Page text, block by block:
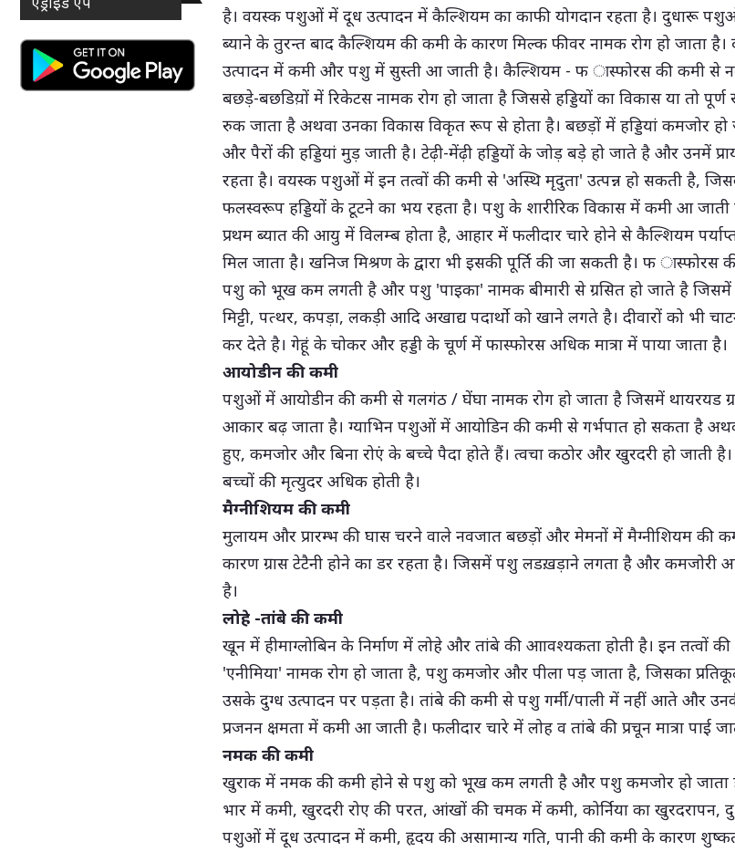
है। वयस्क पशुओं में दूध उत्पादन में कैल्शियम का काफी योगदान रहता है। दुधारू
ब्याने के तुरन्त बाद कैल्शियम की कमी के कारण मिल्क फीवर नामक रोग हो जाता है।
उत्पादन में कमी और पशु में सुस्ती आ जाती है। कैल्शियम - फ ास्फोरस की कमी से
बछड़े-बछडिय़ों में रिकेटस नामक रोग हो जाता है जिससे हड्डियों का विकास या तो
रुक जाता है अथवा उनका विकास विकृत रूप से होता है। बछड़ों में हड्डियां कमजोर हो
और पैरों की हड्डियां मुड़ जाती है। टेढ़ी-मेंढ़ी हड्डियों के जोड़ बड़े हो जाते है और उनमें
रहता है। वयस्क पशुओं में इन तत्वों की कमी से 'अस्थि मृदुता' उत्पन्न हो सकती है,
फलस्वरूप हड्डियों के टूटने का भय रहता है। पशु के शारीरिक विकास में कमी आ
प्रथम ब्यात की आयु में विलम्ब होता है, आहार में फलीदार चारे होने से कैल्शियम पर्याप्त
मिल जाता है। खनिज मिश्रण के द्वारा भी इसकी पूर्ति की जा सकती है। फ ास्फोरस
पशु को भूख कम लगती है और पशु 'पाइका' नामक बीमारी से ग्रसित हो जाते है
मिट्टी, पत्थर, कपड़ा, लकड़ी आदि अखाद्य पदार्थो को खाने लगते है। दीवारों को भी
कर देते है। गेहूं के चोकर और हड्डी के चूर्ण में फास्फोरस अधिक मात्रा में पाया जाता है।
आयोडीन की कमी
पशुओं में आयोडीन की कमी से गलगंठ / घेंघा नामक रोग हो जाता है जिसमें थायरयड
आकार बढ़ जाता है। ग्याभिन पशुओं में आयोडिन की कमी से गर्भपात हो सकता है
हुए, कमजोर और बिना रोएं के बच्चे पैदा होते हैं। त्वचा कठोर और खुरदरी हो जाती
बच्चों की मृत्युदर अधिक होती है।
मैग्नीशियम की कमी
मुलायम और प्रारम्भ की घास चरने वाले नवजात बछड़ों और मेमनों में मैग्नीशियम की
कारण ग्रास टेटैनी होने का डर रहता है। जिसमें पशु लडख़ड़ाने लगता है और कमजोरी
है।
लोहे -तांबे की कमी
खून में हीमाग्लोबिन के निर्माण में लोहे और तांबे की आावश्यकता होती है। इन तत्वों
'एनीमिया' नामक रोग हो जाता है, पशु कमजोर और पीला पड़ जाता है, जिसका
उसके दुग्ध उत्पादन पर पड़ता है। तांबे की कमी से पशु गर्मी/पाली में नहीं आते और
प्रजनन क्षमता में कमी आ जाती है। फलीदार चारे में लोह व तांबे की प्रचून मात्रा पाई
नमक की कमी
खुराक में नमक की कमी होने से पशु को भूख कम लगती है और पशु कमजोर हो जाता
भार में कमी, खुरदरी रोए की परत, आंखों की चमक में कमी, कोर्निया का खुरदरापन,
पशुओं में दूध उत्पादन में कमी, हृदय की असामान्य गति, पानी की कमी के कारण